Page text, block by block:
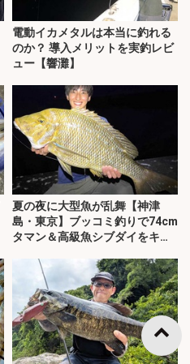
電動イカメタルは本当に釣れる
のか？ 導入メリットを実釣レビ
ュー【響灘】
夏の夜に大型魚が乱舞【神津
島・東京】ブッコミ釣りで74cm
タマン＆高級魚シブダイをキャ